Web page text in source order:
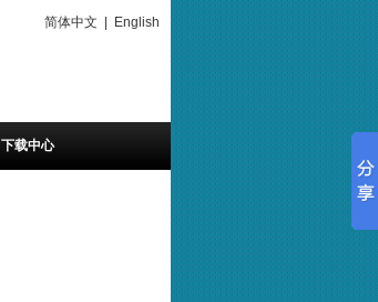
简体中文 English
下载中心